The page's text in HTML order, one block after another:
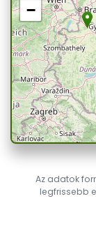
−
Az adatok
legfrissebb